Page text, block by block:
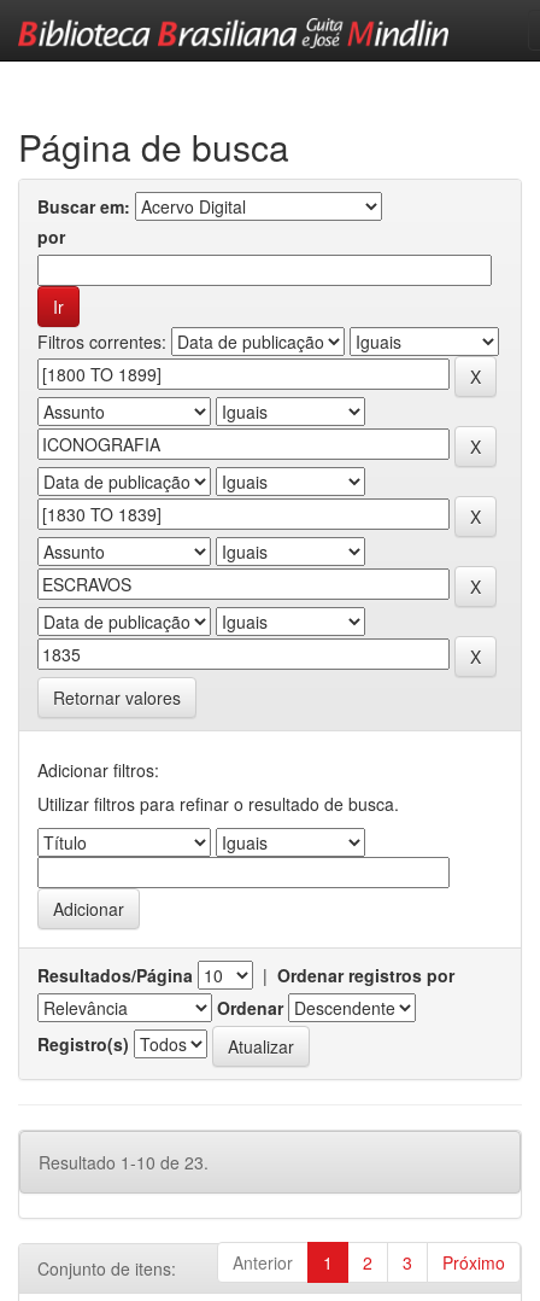
Página de busca
Buscar em:
por
Filtros correntes:
Retornar valores
Adicionar filtros:
Utilizar filtros para refinar o resultado de busca.
Resultados/Página | Ordenar registros por
Ordenar
Registro(s)
Resultado 1-10 de 23.
Anterior 1 2 3 Próximo
Conjunto de itens: